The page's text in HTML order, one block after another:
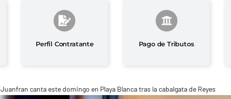
Perfil Contratante Pago de Tributos
Juanfran canta este domingo en Playa Blanca tras la cabalgata de Reyes